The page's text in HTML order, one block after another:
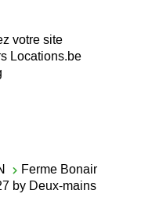
votre site
Locations.be
Ferme Bonair
by Deux-mains